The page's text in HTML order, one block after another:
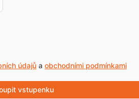
údajů a obchodními podmínkami
vstupenku